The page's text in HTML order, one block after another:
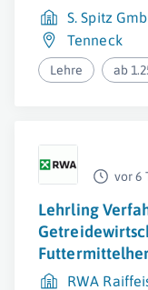
S. Spitz
Tenneck
Lehre ab
vor 6
Lehrling
RWA